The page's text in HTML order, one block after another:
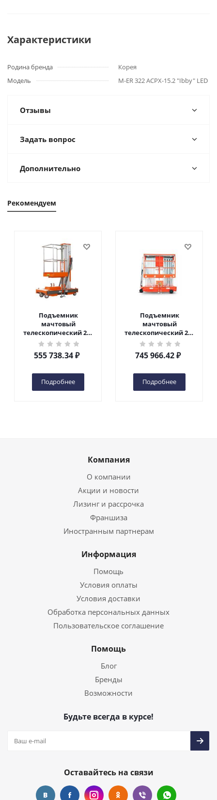
Характеристики
Родина бренда
Корея
Модель
M-ER 322 ACPX-15.2 "Ibby" LED
Отзывы
Задать вопрос
Дополнительно
Рекомендуем
Подъемник
мачтовый
телескопический 200
кг 6 м TOR GTWY6-200S
DC 2-мачтовый
(автономный) (G) в
555 738.34₽
Подробнее
Подъемник
мачтовый
телескопический 200
кг 10 м TOR GTWY10-
200S DC 2-мачтовый
(автономный) (N) в
745 966.42₽
Подробнее
Компания
О компании
Акции и новости
Лизинг и рассрочка
Франшиза
Иностранным партнерам
Информация
Помощь
Условия оплаты
Условия доставки
Обработка персональных данных
Пользовательское соглашение
Помощь
Блог
Бренды
Возможности
Будьте всегда в курсе!
Оставайтесь на связи